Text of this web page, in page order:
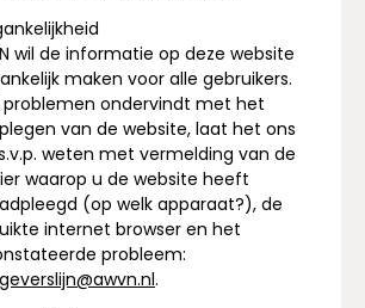
wil de informatie op deze website
maken voor alle gebruikers.
problemen ondervindt met het
van de website, laat het ons
weten met vermelding van de
waarop u de website heeft
(op welk apparaat?), de
internet browser en het
probleem:
.